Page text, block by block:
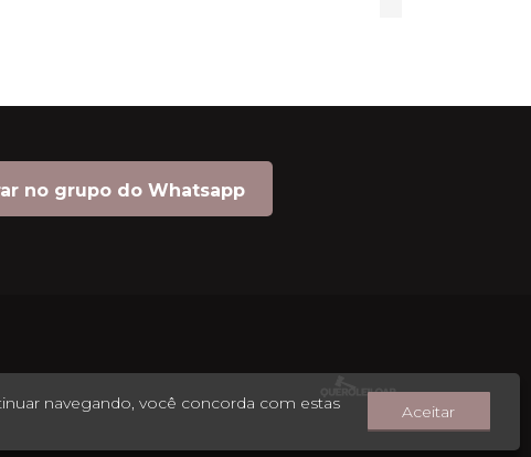
no grupo do Whatsapp
navegando, você concorda com estas
Aceitar